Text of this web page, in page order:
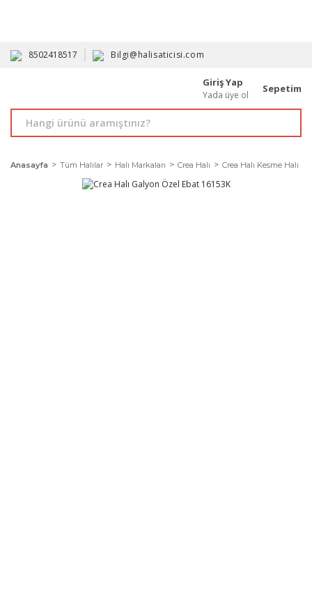
8502418517 Bilgi@halisaticisi.com
Giriş Yap
Yada üye ol
Sepetim
Anasayfa Tüm Halılar Halı Markaları Crea Halı Crea Halı Kesme Halı